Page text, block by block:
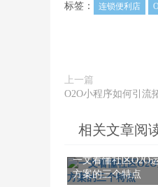
标签： 连锁便利店
上一篇
O2O小程序如何引流
相关文章阅
一文看懂社区O2O
方案的三个特点